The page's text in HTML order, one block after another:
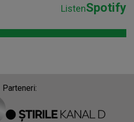
ListenSpotify
Parteneri: